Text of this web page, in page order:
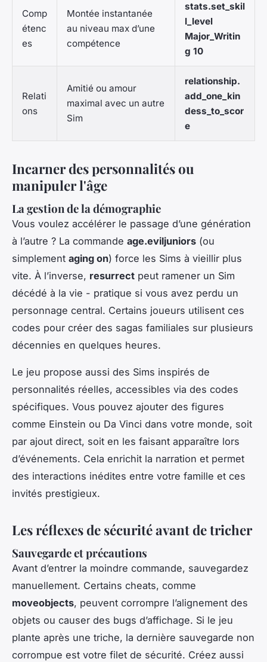
Comp
étenc
es
Montée instantanée
au niveau max d’une
compétence
stats.set_skil
l_level
Major_Writin
g 10
Relati
ons
Amitié ou amour
maximal avec un autre
Sim
relationship.
add_one_kin
dess_to_scor
e
Incarner des personnalités ou
manipuler l'âge
La gestion de la démographie
Vous voulez accélérer le passage d’une génération
à l’autre ? La commande age.eviljuniors (ou
simplement aging on) force les Sims à vieillir plus
vite. À l’inverse, resurrect peut ramener un Sim
décédé à la vie - pratique si vous avez perdu un
personnage central. Certains joueurs utilisent ces
codes pour créer des sagas familiales sur plusieurs
décennies en quelques heures.
Le jeu propose aussi des Sims inspirés de
personnalités réelles, accessibles via des codes
spécifiques. Vous pouvez ajouter des figures
comme Einstein ou Da Vinci dans votre monde, soit
par ajout direct, soit en les faisant apparaître lors
d’événements. Cela enrichit la narration et permet
des interactions inédites entre votre famille et ces
invités prestigieux.
Les réflexes de sécurité avant de tricher
Sauvegarde et précautions
Avant d’entrer la moindre commande, sauvegardez
manuellement. Certains cheats, comme
moveobjects, peuvent corrompre l’alignement des
objets ou causer des bugs d’affichage. Si le jeu
plante après une triche, la dernière sauvegarde non
corrompue est votre filet de sécurité. Créez aussi